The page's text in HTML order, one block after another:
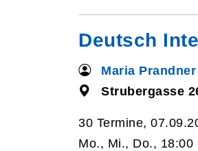
Deutsch
Maria Prandner
Strubergasse
30 Termine,
Mo., Mi., Do., 18:00